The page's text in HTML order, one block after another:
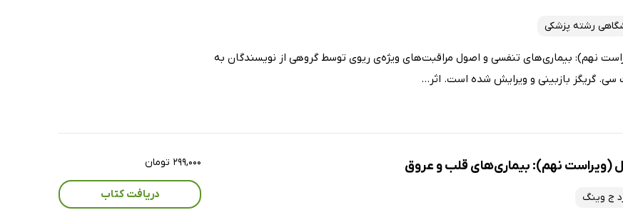
رشته پزشکی
نهم): بیماری‌های تنفسی و اصول مراقبت‌های ویژه‌ی ریوی توسط گروهی از نویسندگان به
سی. گریگز بازبینی و ویرایش شده است. اثر...
(ویراست نهم): بیماری‌های قلب و عروق
ج وینگ
۲۹۹,۰۰۰ تومان
دریافت کتاب